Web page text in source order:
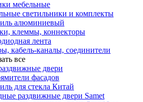
мебельные
светильники и комплекты
алюминиевый
клеммы, коннекторы
лента
кабель-каналы, соединители
все
двери
фасадов
для стекла Китай
раздвижные двери Samet